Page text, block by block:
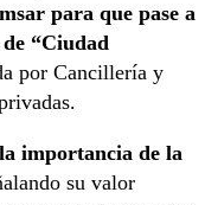
para que pase a
“Ciudad
por Cancillería y
importancia de la
su valor